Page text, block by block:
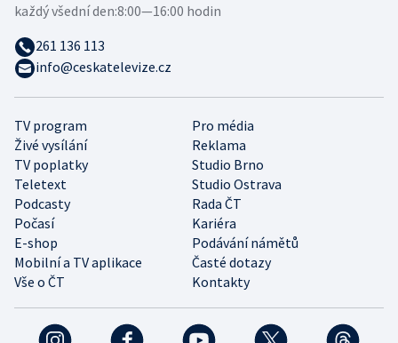
TV program
Pro média
Živé vysílání
Reklama
TV poplatky
Studio Brno
Teletext
Studio Ostrava
Podcasty
Rada ČT
Počasí
Kariéra
E-shop
Podávání námětů
Mobilní a TV aplikace
Časté dotazy
Vše o ČT
Kontakty
každý všední den:8:00—16:00 hodin
261 136 113
info@ceskatelevize.cz